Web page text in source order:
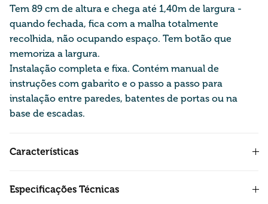
Tem 89 cm de altura e chega até 1,40m de largura -
quando fechada, fica com a malha totalmente
recolhida, não ocupando espaço. Tem botão que
memoriza a largura.
Instalação completa e fixa. Contém manual de
instruções com gabarito e o passo a passo para
instalação entre paredes, batentes de portas ou na
base de escadas.
Características
Especificações Técnicas